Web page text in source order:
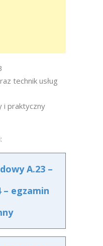
technik usług
i praktyczny
A.23 –
– egzamin